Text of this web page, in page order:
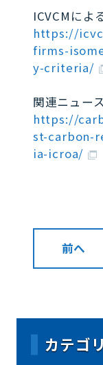
ICVCMによ
https://
firms-
y-criteria/
関連ニュース
https://
st-carbon-
ia-icroa/
前へ
カテゴ